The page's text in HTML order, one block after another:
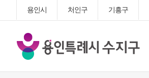
용인시 처인구 기흥구
용
인
특